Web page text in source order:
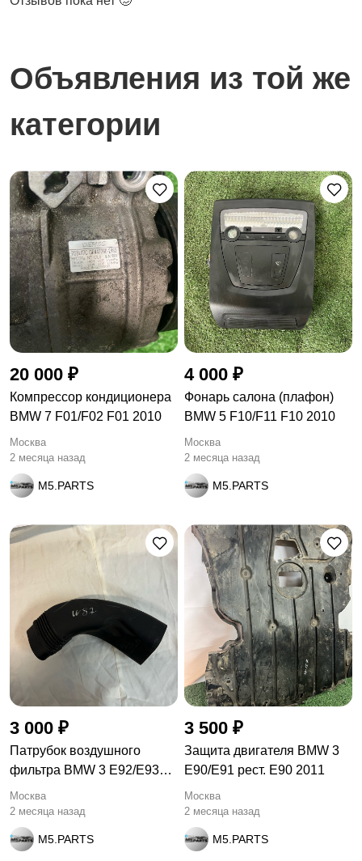
Объявления из той же
категории
20 000 ₽
Компрессор кондиционера
BMW 7 F01/F02 F01 2010
Москва
2 месяца назад
M5.PARTS
4 000 ₽
Фонарь салона (плафон)
BMW 5 F10/F11 F10 2010
Москва
2 месяца назад
M5.PARTS
3 000 ₽
Патрубок воздушного
фильтра BMW 3 E92/E93
рест.
Москва
2 месяца назад
M5.PARTS
3 500 ₽
Защита двигателя BMW 3
E90/E91 рест. E90 2011
Москва
2 месяца назад
M5.PARTS